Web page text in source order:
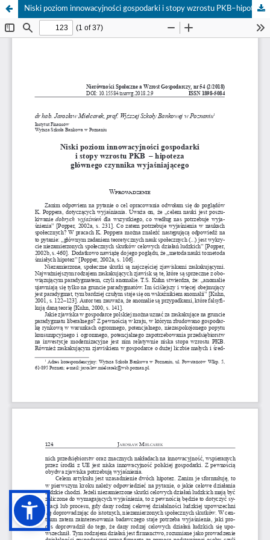
Niski poziom innowacyjności gospodarki i stopy wzrostu PKB–hipoteza głównego czynnika wyjaśniającego